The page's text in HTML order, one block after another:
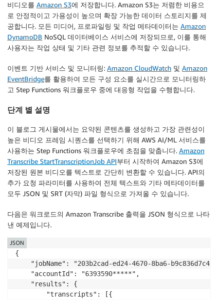
비디오를 Amazon S3에 저장합니다. Amazon S3는 저렴한 비용으
로 안정적이고 가용성이 높으며 확장 가능한 데이터 스토리지를 제
공합니다. 모든 미디어, 프로파일링 및 작업 메타데이터는 Amazon
DynamoDB NoSQL 데이터베이스 서비스에 저장되므로, 이를 통해
사용자는 작업 상태 및 기타 관련 정보를 추적할 수 있습니다.
이벤트 기반 서비스 및 모니터링: Amazon CloudWatch 및 Amazon
EventBridge를 활용하여 모든 구성 요소를 실시간으로 모니터링하
고 Step Functions 워크플로우 중에 대응형 작업을 수행합니다.
단계 별 설명
이 블로그 게시물에서는 요약된 콘텐츠를 생성하고 가장 관련성이
높은 비디오 프레임 시퀀스를 선택하기 위해 AWS AI/ML 서비스를
사용하는 Step Functions 워크플로우에 초점을 맞춥니다. Amazon
Transcribe StartTranscriptionJob API부터 시작하여 Amazon S3에
저장된 원본 비디오를 텍스트로 간단히 변환할 수 있습니다. API의
추가 요청 파라미터를 사용하여 전체 텍스트와 기타 메타데이터를
모두 JSON 및 SRT (자막) 파일 형식으로 가져올 수 있습니다.
다음은 워크로드의 Amazon Transcribe 출력을 JSON 형식으로 나타
낸 예제입니다.
{
"jobName": "203b2cad-ed24-4670-8ba6-
    "accountId": "6393590*****",
    "results": {
        "transcripts": [{
JSON